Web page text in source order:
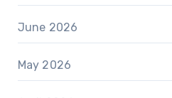
June 2026
May 2026